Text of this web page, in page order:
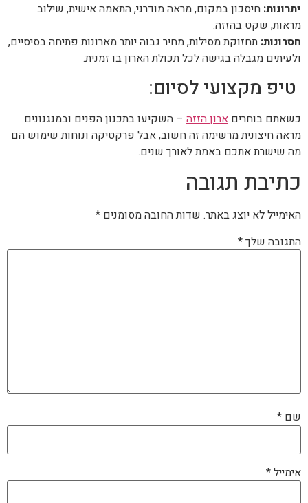
יתרונות: חיסכון במקום, מראה מודרני, התאמה אישית, שילוב
מראות, שקט בהזזה.
חסרונות: תחזוקת מסילות, מחיר גבוה יותר מארונות פתיחה בסיסיים,
ולעיתים מגבלה בגישה לכל תכולת הארון בו זמנית.
טיפ מקצועי לסיום:
כשאתם בוחרים ארון הזזה – השקיעו בתכנון הפנים ובמנגנונים.
מראה חיצונית מרשימה זה חשוב, אבל פרקטיקה ונוחות שימוש הם
מה שישרת אתכם באמת לאורך שנים.
כתיבת תגובה
האימייל לא יוצג באתר. שדות החובה מסומנים *
התגובה שלך*
שם *
אימייל*